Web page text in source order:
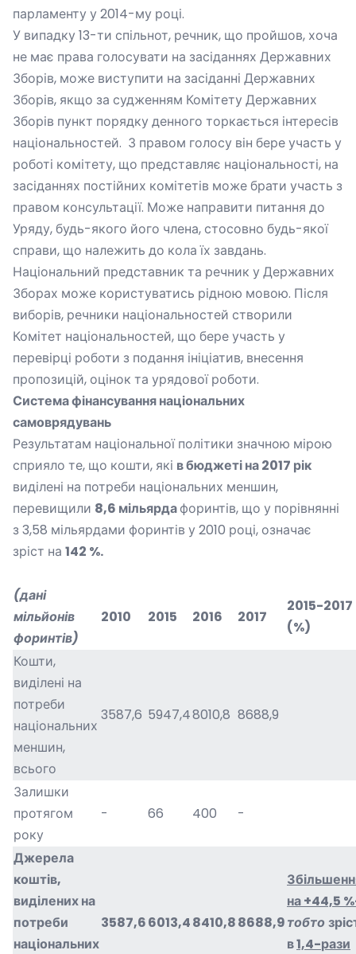
парламенту у 2014-му році.
У випадку 13-ти спільнот, речник, що пройшов, хоча
не має права голосувати на засіданнях Державних
Зборів, може виступити на засіданні Державних
Зборів, якщо за судженням Комітету Державних
Зборів пункт порядку денного торкається інтересів
національностей. З правом голосу він бере участь у
роботі комітету, що представляє національності, на
засіданнях постійних комітетів може брати участь з
правом консультації. Може направити питання до
Уряду, будь-якого його члена, стосовно будь-якої
справи, що належить до кола їх завдань.
Національний представник та речник у Державних
Зборах може користуватись рідною мовою. Після
виборів, речники національностей створили
Комітет національностей, що бере участь у
перевірці роботи з подання ініціатив, внесення
пропозицій, оцінок та урядової роботи.
Система фінансування національних
самоврядувань
Результатам національної політики значною мірою
сприяло те, що кошти, які в бюджеті на 2017 рік
виділені на потреби національних меншин,
перевищили 8,6 мільярдафоринтів, що у порівнянні
з 3,58 мільярдами форинтів у 2010 році, означає
зріст на 142 %.
(дані
мільйонів
форинтів)
2010 2015 2016 2017
2015-2017
(%)
Кошти,
виділені на
потреби
національних
меншин,
всього
3587,6 5947,48010,8 8688,9
Залишки
протягом
року
- 66 400 -
Джерела
коштів,
виділених на
потреби
національних
3587,66013,48410,88688,9
на+44,5
тобто
в1,4-рази